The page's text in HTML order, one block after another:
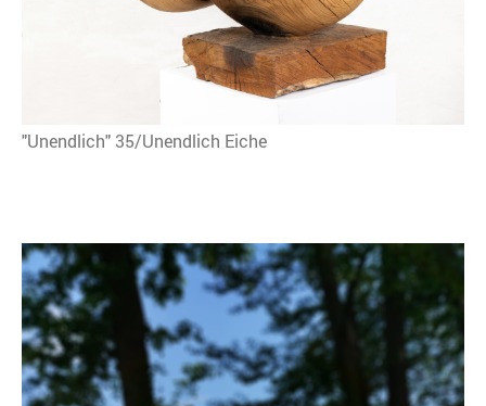
"Unendlich" 35/Unendlich Eiche